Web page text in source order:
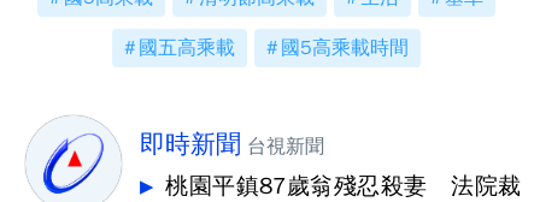
國五高乘載 國5高乘載時間
即時新聞 台視新聞
桃園平鎮87歲翁殘忍殺妻 法院裁